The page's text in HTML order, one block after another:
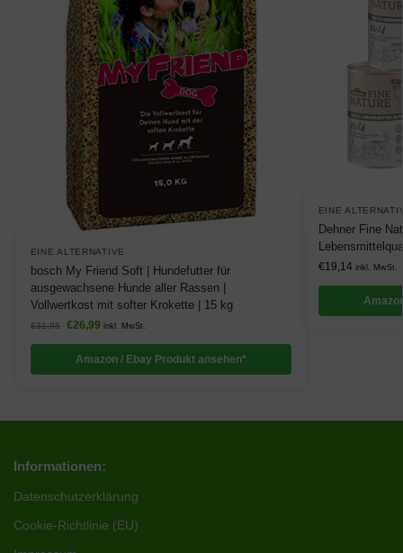
EINE ALTERNATIVE
bosch My Friend Soft | Hundefutter für
ausgewachsene Hunde aller Rassen |
Vollwertkost mit softer Krokette | 15 kg
€31,95 €26,99 inkl. MwSt.
Amazon / Ebay Produkt ansehen*
EINE
Dehner Fine
€19,14 inkl. MwSt.
Informationen:
Datenschutzerklärung
Cookie-Richtlinie (EU)